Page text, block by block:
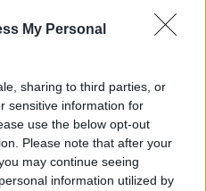
My Personal
sharing to third parties, or
sensitive information for
use the below opt-out
Please note that after your
may continue seeing
information utilized by
„szocialistának” és
a legfrissebb